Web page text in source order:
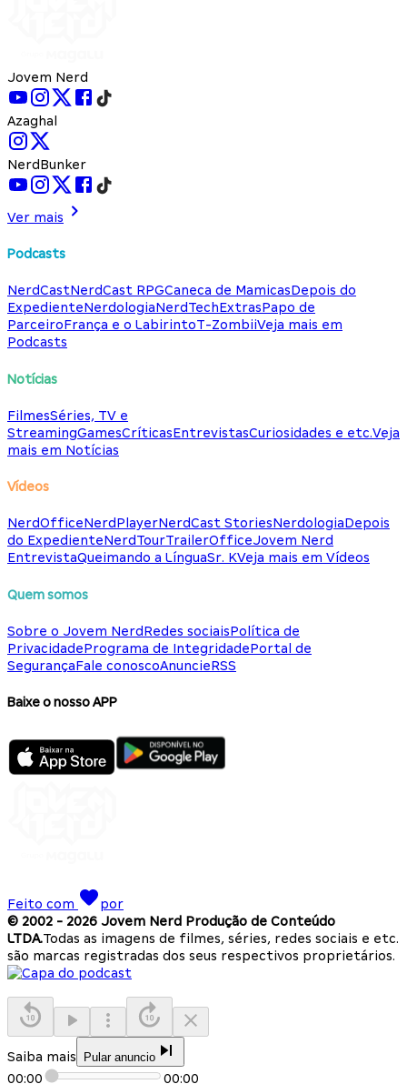
Jovem Nerd
Azaghal
NerdBunker
Ver mais
Podcasts
NerdCastNerdCast RPGCaneca de MamicasDepois do
ExpedienteNerdologiaNerdTechExtrasPapo de
ParceiroFrança e o LabirintoT-ZombiiVeja mais em
Podcasts
Notícias
FilmesSéries, TV e
StreamingGamesCríticasEntrevistasCuriosidades e etc.Veja
mais em Notícias
Vídeos
NerdOfficeNerdPlayerNerdCast StoriesNerdologiaDepois
do ExpedienteNerdTourTrailerOfficeJovem Nerd
EntrevistaQueimando a LínguaSr. KVeja mais em Vídeos
Quem somos
Sobre o Jovem NerdRedes sociaisPolítica de
PrivacidadePrograma de IntegridadePortal de
SegurançaFale conoscoAnuncieRSS
Baixe o nosso APP
Feito com
por
© 2002 - 2026 Jovem Nerd Produção de Conteúdo
LTDA.Todas as imagens de filmes, séries, redes sociais e etc.
são marcas registradas dos seus respectivos proprietários.
Saiba mais Pular anuncio
00:00 00:00